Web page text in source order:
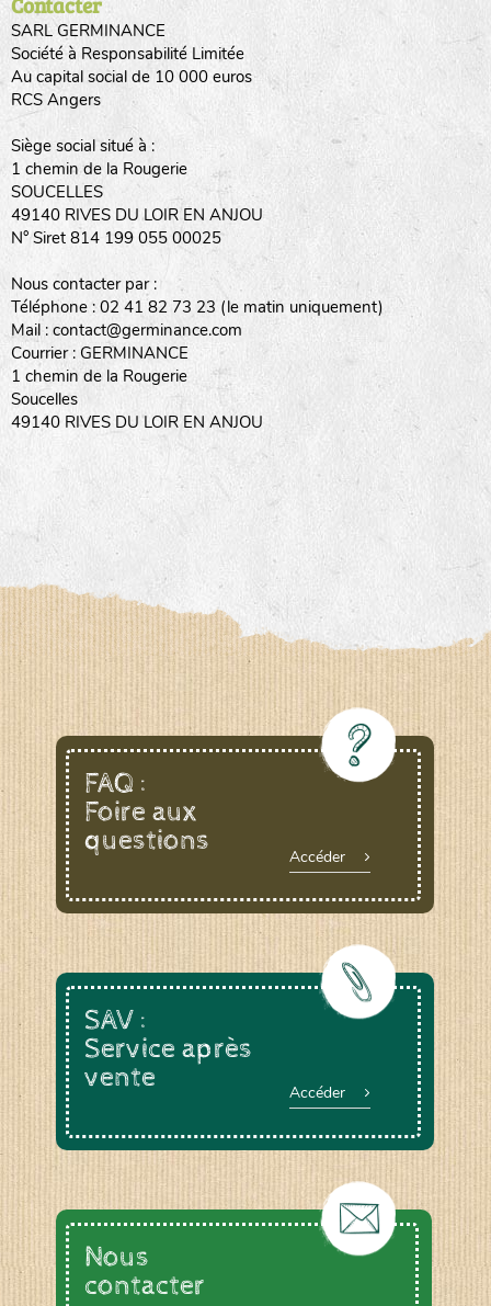
SARL GERMINANCE
Société à Responsabilité Limitée
Au capital social de 10 000 euros
RCS Angers
Siège social situé à :
1 chemin de la Rougerie
SOUCELLES
49140 RIVES DU LOIR EN ANJOU
N° Siret 814 199 055 00025
Nous contacter par :
Téléphone : 02 41 82 73 23 (le matin uniquement)
Mail : contact@germinance.com
Courrier : GERMINANCE
1 chemin de la Rougerie
Soucelles
49140 RIVES DU LOIR EN ANJOU
FAQ :
Foire aux
questions
Accéder
SAV :
Service après
vente
Accéder
Nous
contacter